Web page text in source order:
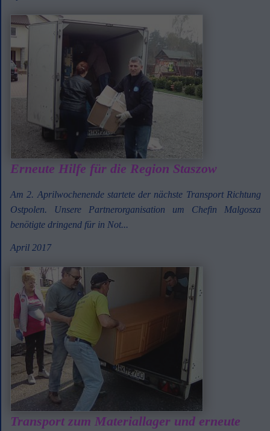
Erneute Hilfe für die Region Staszow
Am 2. Aprilwochenende startete der nächste Transport Richtung
Ostpolen. Unsere Partnerorganisation um Chefin Malgosza
benötigte dringend für in Not...
April 2017
Transport zum Materiallager und erneute